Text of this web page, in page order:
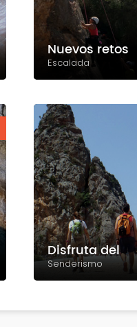
Nuevos retos
Escalada
Disfruta del
Senderismo